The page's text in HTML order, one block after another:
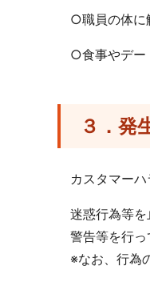
○職員の体に
○食事やデー
３．発
カスタマーハ
迷惑行為等を
警告等を行っ
※なお、行為